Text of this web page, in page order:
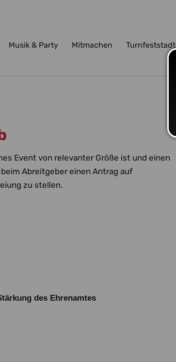
Musik & Party Mitmachen Turnfeststadt
Event von relevanter Größe ist und einen
Abreitgeber einen Antrag auf
zu stellen.
des Ehrenamtes